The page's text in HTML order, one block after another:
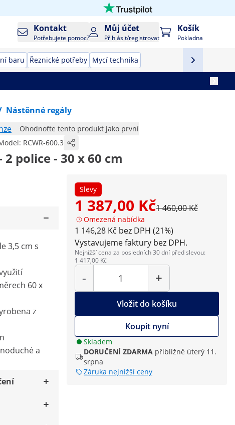
Kontakt
Potřebujete pomoc?
Můj účet
Přihlásit/registrovat
Košík
Pokladna
baru Řeznické potřeby Mycí technika
Nástěnné regály
Ohodnoťte tento produkt jako první
RCWR-600.3
police - 30 x 60 cm
Slevy
1 387,00 Kč1 460,00 Kč
Omezená nabídka
1 146,28 Kč bez DPH (21%)
Vystavujeme faktury bez DPH.
Nejnižší cena za posledních 30 dní před slevou:
1 417,00 Kč
-
Počet
+
Vložit do košíku
Koupit nyní
Skladem
DORUČENÍ ZDARMA přibližně úterý 11.
srpna
Záruka nejnižší ceny
3,5 cm s
60 x
z
a